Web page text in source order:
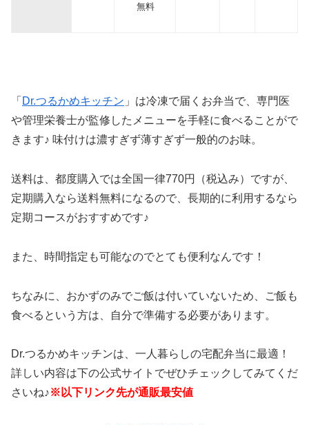
無料
「 Dr.つるかめキッチン 」は冷凍で届くお弁当で、専門医
や管理栄養士が監修したメニューを手軽に食べることがで
きます♪ 味付けは濃すぎず薄すぎず一般的のお味。
送料は、都度購入では全国一律770円（税込み）ですが、
定期購入なら送料無料になるので、長期的に利用するなら
定期コースがおすすめです♪
また、時間指定も可能なのでとても便利なんです！
ちなみに、おかずのみでご飯は付いていないため、ご飯も
食べるという方は、自分で準備する必要があります。
Dr.つるかめキッチンは、一人暮らしの宅配弁当に最適！
詳しい内容は下の公式サイトでぜひチェックしてみてくだ
さいね♪※以下リンク先が通販最安値